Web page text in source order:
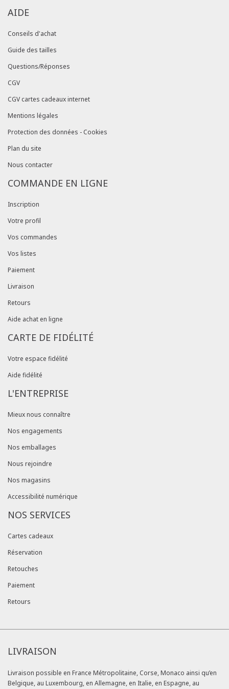
AIDE
Conseils d'achat
Guide des tailles
Questions/Réponses
CGV
CGV cartes cadeaux internet
Mentions légales
Protection des données - Cookies
Plan du site
Nous contacter
COMMANDE EN LIGNE
Inscription
Votre profil
Vos commandes
Vos listes
Paiement
Livraison
Retours
Aide achat en ligne
CARTE DE FIDÉLITÉ
Votre espace fidélité
Aide fidélité
L'ENTREPRISE
Mieux nous connaître
Nos engagements
Nos emballages
Nous rejoindre
Nos magasins
Accessibilité numérique
NOS SERVICES
Cartes cadeaux
Réservation
Retouches
Paiement
Retours
LIVRAISON
Livraison possible en France Métropolitaine, Corse, Monaco ainsi qu’en
Belgique, au Luxembourg, en Allemagne, en Italie, en Espagne, au